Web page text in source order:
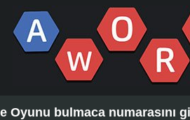
Oyunu bulmaca numarasını